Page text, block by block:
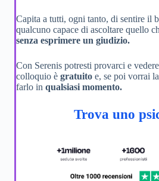
Capita a tutti, ogni tanto, di sentire il
qualcuno capace di ascoltare quello
senza esprimere un giudizio.
Con Serenis potresti provarci e
colloquio è gratuito e, se poi vorrai
farlo in qualsiasi momento.
Trova uno